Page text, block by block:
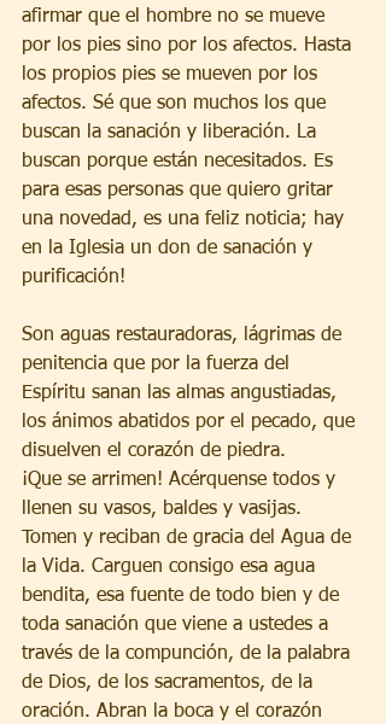
afirmar que el hombre no se mueve
por los pies sino por los afectos. Hasta
los propios pies se mueven por los
afectos. Sé que son muchos los que
buscan la sanación y liberación. La
buscan porque están necesitados. Es
para esas personas que quiero gritar
una novedad, es una feliz noticia; hay
en la Iglesia un don de sanación y
purificación!
Son aguas restauradoras, lágrimas de
penitencia que por la fuerza del
Espíritu sanan las almas angustiadas,
los ánimos abatidos por el pecado, que
disuelven el corazón de piedra.
¡Que se arrimen! Acérquense todos y
llenen su vasos, baldes y vasijas.
Tomen y reciban de gracia del Agua de
la Vida. Carguen consigo esa agua
bendita, esa fuente de todo bien y de
toda sanación que viene a ustedes a
través de la compunción, de la palabra
de Dios, de los sacramentos, de la
oración. Abran la boca y el corazón